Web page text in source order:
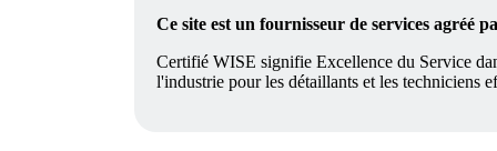
Ce site est un fournisseur de services agréé
Certifié WISE signifie Excellence du Service
l'industrie pour les détaillants et les techniciens